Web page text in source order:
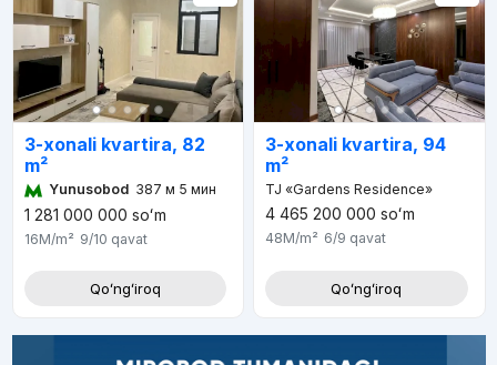
3-xonali kvartira, 82
m²
Yunusobod 387 м 5 мин
1 281 000 000 soʻm
16M/m² 9/10 qavat
Qoʻngʻiroq
3-xonali kvartira, 94
m²
TJ «Gardens Residence»
4 465 200 000 soʻm
48M/m² 6/9 qavat
Qoʻngʻiroq